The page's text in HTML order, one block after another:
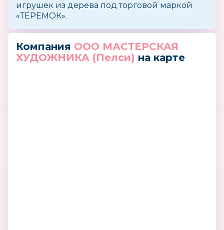
игрушек из дерева под торговой маркой
«ТЕРЕМОК».
Компания ООО МАСТЕРСКАЯ
ХУДОЖНИКА (Пелси) на карте